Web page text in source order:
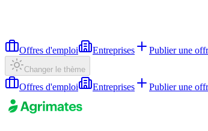
Offres d'emploi Entreprises Publier une
Changer le thème
Offres d'emploi Entreprises Publier une